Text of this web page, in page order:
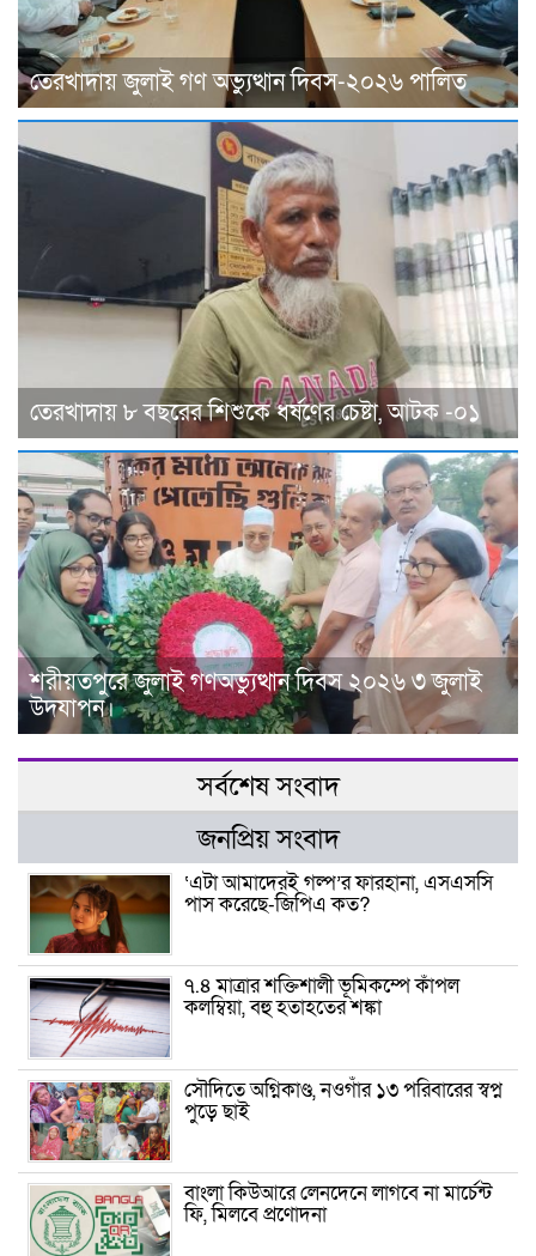
তেরখাদায় জুলাই গণ অভ্যুত্থান দিবস-২০২৬ পালিত
তেরখাদায় ৮ বছরের শিশুকে ধর্ষণের চেষ্টা, আটক -০১
শরীয়তপুরে জুলাই গণঅভ্যুত্থান দিবস ২০২৬ ৩ জুলাই
উদযাপন।
সর্বশেষ সংবাদ
জনপ্রিয় সংবাদ
‘এটা আমাদেরই গল্প’র ফারহানা, এসএসসি
পাস করেছে-জিপিএ কত?
৭.৪ মাত্রার শক্তিশালী ভূমিকম্পে কাঁপল
কলম্বিয়া, বহু হতাহতের শঙ্কা
সৌদিতে অগ্নিকাণ্ড, নওগাঁর ১৩ পরিবারের স্বপ্ন
পুড়ে ছাই
বাংলা কিউআরে লেনদেনে লাগবে না মার্চেন্ট
ফি, মিলবে প্রণোদনা